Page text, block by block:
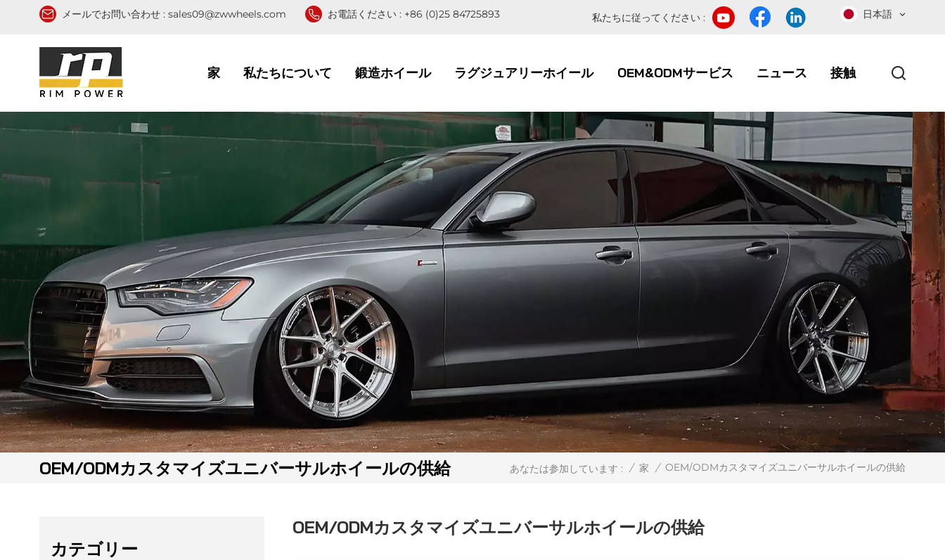
メールでお問い合わせ : sales09@zwwheels.com お電話ください : +86 (0)25 84725893 日本語
私たちに従ってください :
家 私たちについて 鍛造ホイール ラグジュアリーホイール OEM&ODMサービス ニュース 接触
OEM/ODMカスタマイズユニバーサルホイールの供給 あなたは参加しています : / 家 / OEM/ODMカスタマイズユニバーサルホイールの供給
OEM/ODMカスタマイズユニバーサルホイールの供給
カテゴリー